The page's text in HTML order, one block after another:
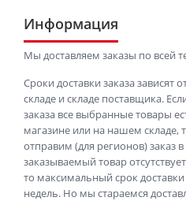
Информация
Мы доставляем заказы по всей
Сроки доставки заказа зависят
складе и складе поставщика.
заказа все выбранные товары
магазине или на нашем складе,
отправим (для регионов) заказ
заказываемый товар
то максимальный срок
недель. Но мы стараемся